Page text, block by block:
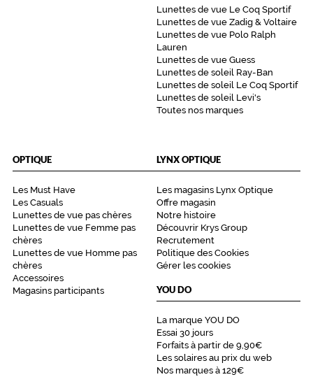
Lunettes de vue Le Coq Sportif
Lunettes de vue Zadig & Voltaire
Lunettes de vue Polo Ralph
Lauren
Lunettes de vue Guess
Lunettes de soleil Ray-Ban
Lunettes de soleil Le Coq Sportif
Lunettes de soleil Levi's
Toutes nos marques
OPTIQUE
Les Must Have
Les Casuals
Lunettes de vue pas chères
Lunettes de vue Femme pas
chères
Lunettes de vue Homme pas
chères
Accessoires
Magasins participants
LYNX OPTIQUE
Les magasins Lynx Optique
Offre magasin
Notre histoire
Découvrir Krys Group
Recrutement
Politique des Cookies
Gérer les cookies
YOU DO
La marque YOU DO
Essai 30 jours
Forfaits à partir de 9,90€
Les solaires au prix du web
Nos marques à 129€